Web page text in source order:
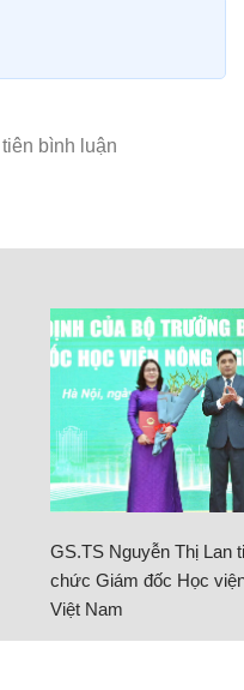
GS.TS Nguyễn Thị Lan
chức Giám đốc Học
Việt Nam